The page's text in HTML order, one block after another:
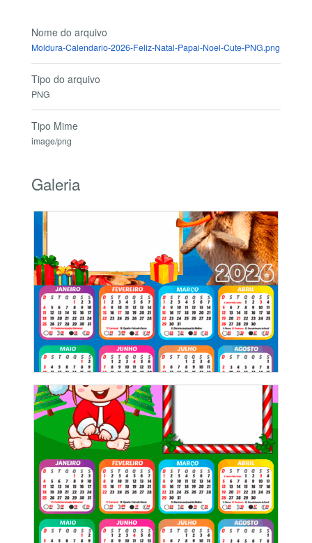
Nome do arquivo
Moldura-Calendario-2026-Feliz-Natal-Papai-Noel-Cute-PNG.png
Tipo do arquivo
PNG
Tipo Mime
image/png
Galeria